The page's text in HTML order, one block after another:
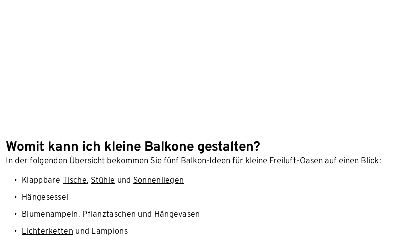
Womit kann ich kleine Balkone gestalten?
In der folgenden Übersicht bekommen Sie fünf Balkon-Ideen für kleine Freiluft-Oasen auf einen Blick:
KlappbareTische, Stühle und Sonnenliegen
Hängesessel
Blumenampeln, Pflanztaschen und Hängevasen
Lichterketten und Lampions